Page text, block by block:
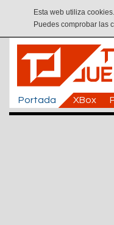
Esta web utiliza cookies.
Puedes comprobar las
Portada XBox